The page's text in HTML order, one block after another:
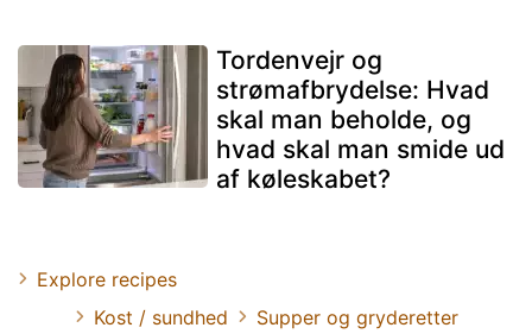
Tordenvejr og
strømafbrydelse: Hvad
skal man beholde, og
hvad skal man smide ud
af køleskabet?
Explore recipes
Kost / sundhed
Supper og gryderetter